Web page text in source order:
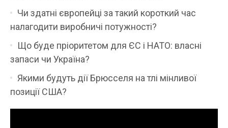
Чи здатні європейці за такий короткий час
налагодити виробничі потужності?
Що буде пріоритетом для ЄС і НАТО: власні
запаси чи Україна?
Якими будуть дії Брюсселя на тлі мінливої
позиції США?